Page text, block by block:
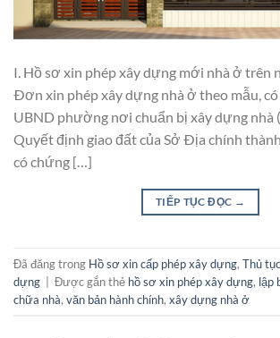
I. Hồ sơ xin phép xây dựng mới nhà ở trên
Ðơn xin phép xây dựng nhà ở theo mẫu, có
UBND phường nơi chuẩn bị xây dựng nhà
Quyết định giao đất của Sở Ðịa chính
có chứng […]
TIẾP TỤC ĐỌC →
Đã đăng trong Hồ sơ xin cấp phép xây dựng, Thủ
dựng | Được gắn thẻ hồ sơ xin phép xây dựng, lập
chữa nhà, văn bản hành chính, xây dựng nhà ở